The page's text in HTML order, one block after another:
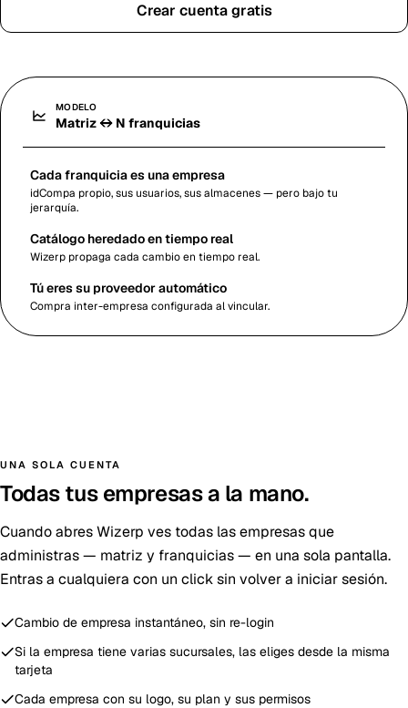
Crear cuenta gratis
MODELO
Matriz ↔ N franquicias
Cada franquicia es una empresa
idCompa propio, sus usuarios, sus almacenes — pero bajo tu
jerarquía.
Catálogo heredado en tiempo real
Wizerp propaga cada cambio en tiempo real.
Tú eres su proveedor automático
Compra inter-empresa configurada al vincular.
UNA SOLA CUENTA
Todas tus empresas a la mano.
Cuando abres Wizerp ves todas las empresas que
administras — matriz y franquicias — en una sola pantalla.
Entras a cualquiera con un click sin volver a iniciar sesión.
Cambio de empresa instantáneo, sin re-login
Si la empresa tiene varias sucursales, las eliges desde la misma
tarjeta
Cada empresa con su logo, su plan y sus permisos